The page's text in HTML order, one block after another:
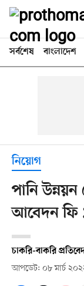
সর্বশেষ বাংলাদেশ
নিয়োগ
পানি
আবেদন ফি
চাকরি-বাকরি
আপডেট: ০৮ মার্চ